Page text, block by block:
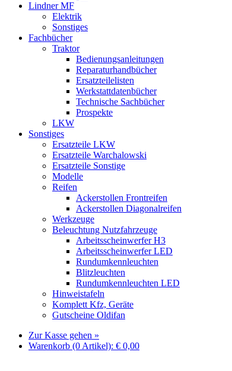
Lindner MF
Elektrik
Sonstiges
Fachbücher
Traktor
Bedienungsanleitungen
Reparaturhandbücher
Ersatzteilelisten
Werkstattdatenbücher
Technische Sachbücher
Prospekte
LKW
Sonstiges
Ersatzteile LKW
Ersatzteile Warchalowski
Ersatzteile Sonstige
Modelle
Reifen
Ackerstollen Frontreifen
Ackerstollen Diagonalreifen
Werkzeuge
Beleuchtung Nutzfahrzeuge
Arbeitsscheinwerfer H3
Arbeitsscheinwerfer LED
Rundumkennleuchten
Blitzleuchten
Rundumkennleuchten LED
Hinweistafeln
Komplett Kfz, Geräte
Gutscheine Oldifan
Zur Kasse gehen »
Warenkorb (0 Artikel): € 0,00